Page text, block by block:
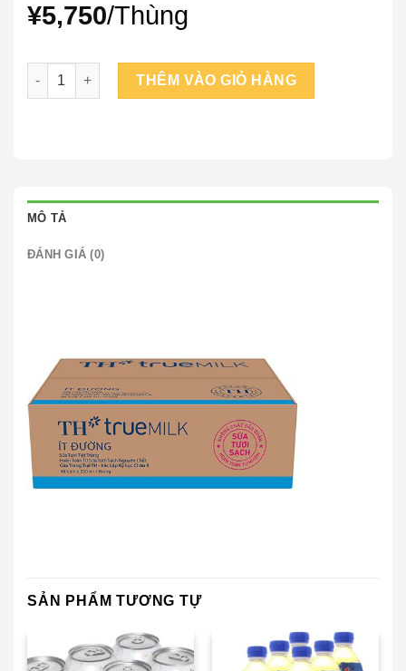
¥5,750/Thùng
sữa TH Dâu số lượng
THÊM VÀO GIỎ HÀNG
MÔ TẢ
ĐÁNH GIÁ (0)
SẢN PHẨM TƯƠNG TỰ